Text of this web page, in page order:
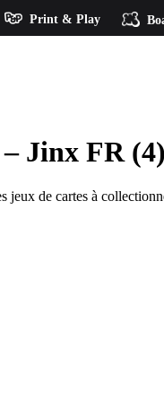
Print & Play
Jinx FR (4)
de cartes à